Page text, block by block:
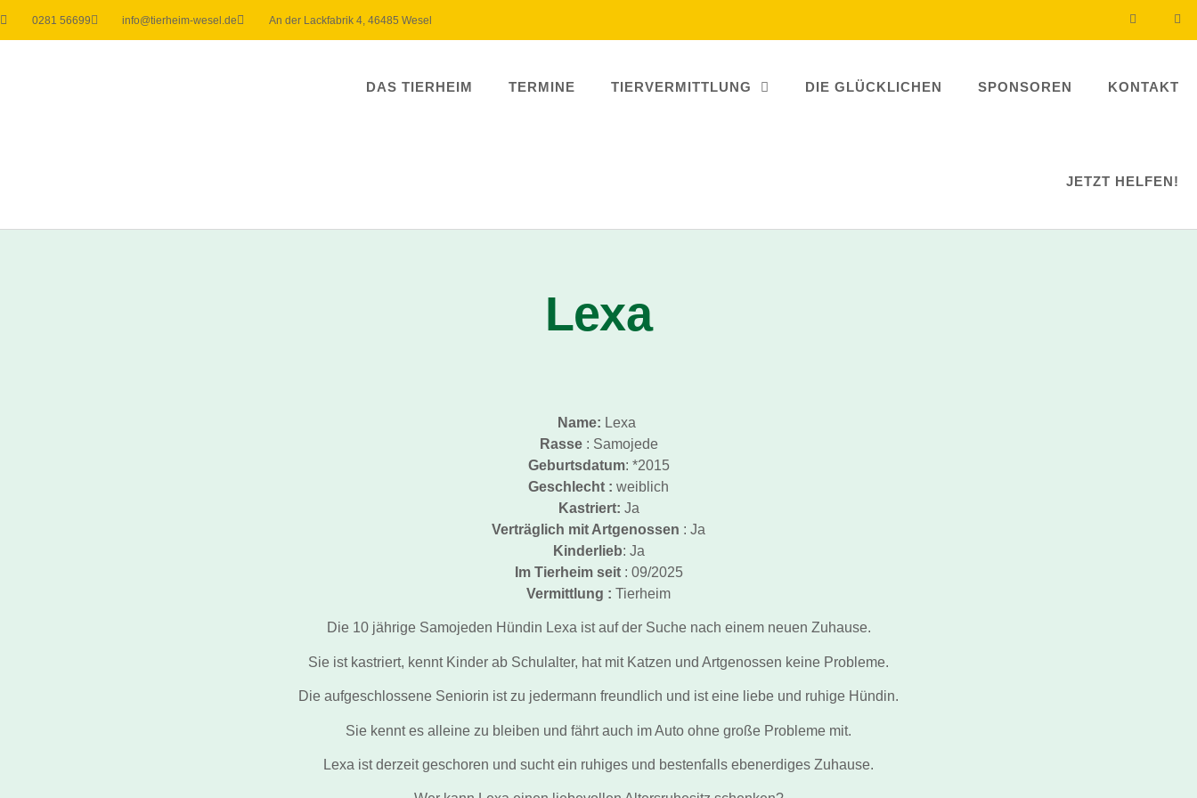
0281 56699 info@tierheim-wesel.de An der Lackfabrik 4, 46485 Wesel
DAS TIERHEIM TERMINE TIERVERMITTLUNG DIE GLÜCKLICHEN SPONSOREN KONTAKT
JETZT HELFEN!
Lexa
Name: Lexa
Rasse: Samojede
Geburtsdatum: *2015
Geschlecht : weiblich
Kastriert: Ja
Verträglich mit Artgenossen : Ja
Kinderlieb: Ja
Im Tierheim seit: 09/2025
Vermittlung : Tierheim
Die 10 jährige Samojeden Hündin Lexa ist auf der Suche nach einem neuen Zuhause.
Sie ist kastriert, kennt Kinder ab Schulalter, hat mit Katzen und Artgenossen keine Probleme.
Die aufgeschlossene Seniorin ist zu jedermann freundlich und ist eine liebe und ruhige Hündin.
Sie kennt es alleine zu bleiben und fährt auch im Auto ohne große Probleme mit.
Lexa ist derzeit geschoren und sucht ein ruhiges und bestenfalls ebenerdiges Zuhause.